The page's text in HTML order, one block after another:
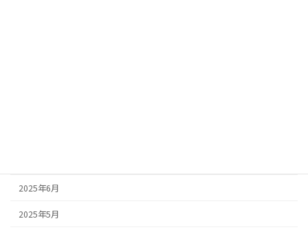
2025年6月
2025年5月